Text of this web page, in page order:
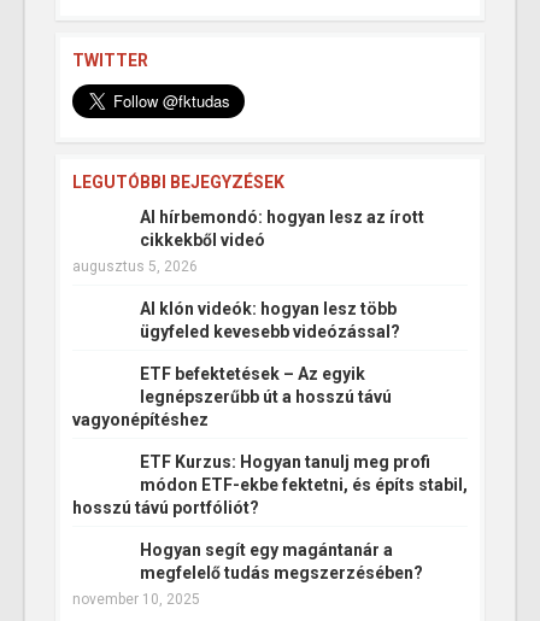
TWITTER
LEGUTÓBBI BEJEGYZÉSEK
AI hírbemondó: hogyan lesz az írott
cikkekből videó
augusztus 5, 2026
AI klón videók: hogyan lesz több
ügyfeled kevesebb videózással?
ETF befektetések – Az egyik
legnépszerűbb út a hosszú távú
vagyonépítéshez
ETF Kurzus: Hogyan tanulj meg profi
módon ETF-ekbe fektetni, és építs stabil,
hosszú távú portfóliót?
Hogyan segít egy magántanár a
megfelelő tudás megszerzésében?
november 10, 2025